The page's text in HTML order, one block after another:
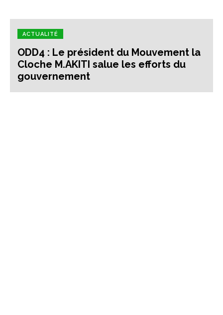
ACTUALITÉ
ODD4 : Le président du Mouvement la
Cloche M.AKITI salue les efforts du
gouvernement